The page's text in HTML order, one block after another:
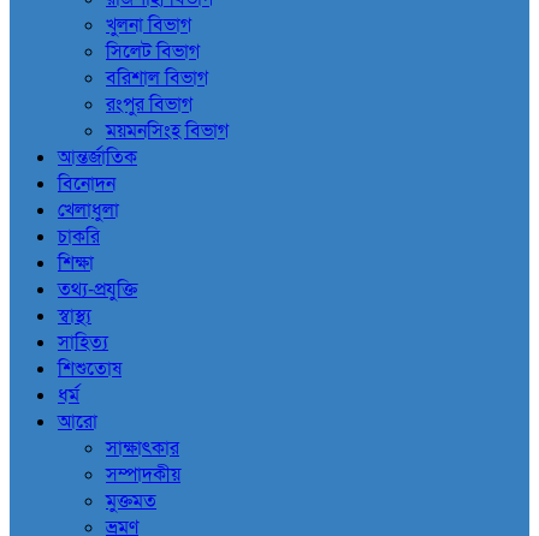
খুলনা বিভাগ
সিলেট বিভাগ
বরিশাল বিভাগ
রংপুর বিভাগ
ময়মনসিংহ বিভাগ
আন্তর্জাতিক
বিনোদন
খেলাধুলা
চাকরি
শিক্ষা
তথ্য-প্রযুক্তি
স্বাস্থ্য
সাহিত্য
শিশুতোষ
ধর্ম
আরো
সাক্ষাৎকার
সম্পাদকীয়
মুক্তমত
ভ্রমণ